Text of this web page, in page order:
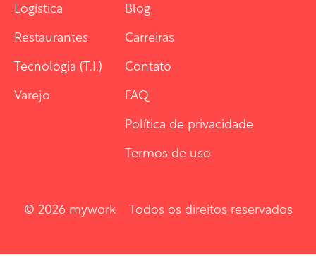
Logística
Restaurantes
Tecnologia (T.I.)
Varejo
Blog
Carreiras
Contato
FAQ
Política de privacidade
Termos de uso
© 2026 mywork Todos os direitos reservados